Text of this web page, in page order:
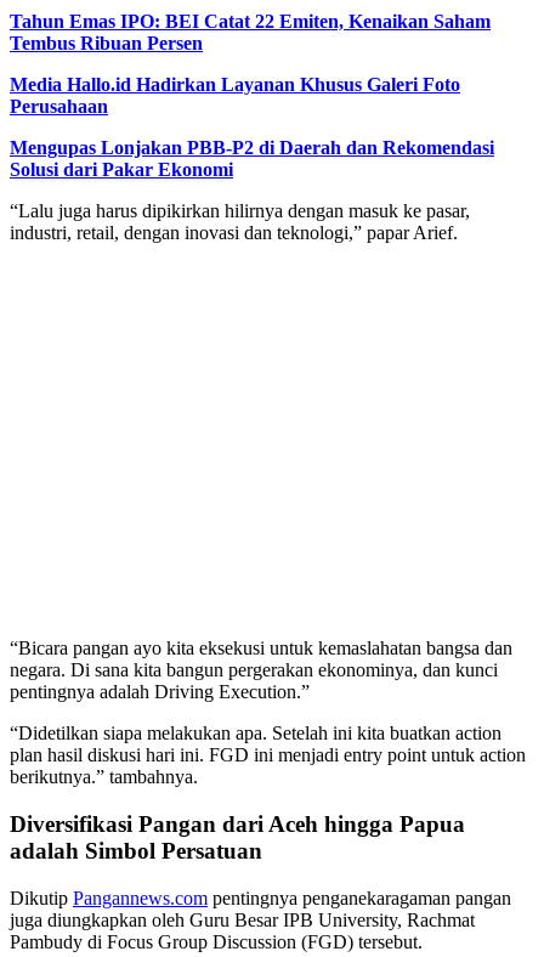
Tahun Emas IPO: BEI Catat 22 Emiten, Kenaikan Saham
Tembus Ribuan Persen
Media Hallo.id Hadirkan Layanan Khusus Galeri Foto
Perusahaan
Mengupas Lonjakan PBB-P2 di Daerah dan Rekomendasi
Solusi dari Pakar Ekonomi
“Lalu juga harus dipikirkan hilirnya dengan masuk ke pasar,
industri, retail, dengan inovasi dan teknologi,” papar Arief.
“Bicara pangan ayo kita eksekusi untuk kemaslahatan bangsa dan
negara. Di sana kita bangun pergerakan ekonominya, dan kunci
pentingnya adalah Driving Execution.”
“Didetilkan siapa melakukan apa. Setelah ini kita buatkan action
plan hasil diskusi hari ini. FGD ini menjadi entry point untuk action
berikutnya.” tambahnya.
Diversifikasi Pangan dari Aceh hingga Papua
adalah Simbol Persatuan
Dikutip Pangannews.com pentingnya penganekaragaman pangan
juga diungkapkan oleh Guru Besar IPB University, Rachmat
Pambudy di Focus Group Discussion (FGD) tersebut.